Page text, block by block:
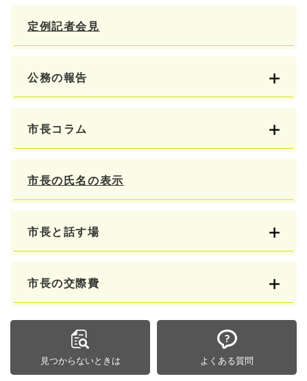
定例記者会見
公務の報告
市長コラム
市長の氏名の表示
市長と話す場
市長の交際費
見つからないときは よくある質問